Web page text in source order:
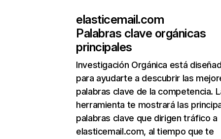
elasticemail.com
Palabras clave orgánicas
principales
Investigación Orgánica está
para ayudarte a descubrir las
palabras clave de la competencia.
herramienta te mostrará las
palabras clave que dirigen tráfico a
elasticemail.com, al tiempo que te